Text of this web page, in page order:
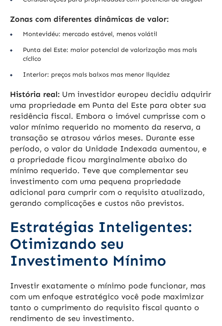
Zonas com diferentes dinâmicas de valor:
Montevidéu: mercado estável, menos volátil
Punta del Este: maior potencial de valorização mas mais
cíclico
Interior: preços mais baixos mas menor liquidez
História real: Um investidor europeu decidiu adquirir
uma propriedade em Punta del Este para obter sua
residência fiscal. Embora o imóvel cumprisse com o
valor mínimo requerido no momento da reserva, a
transação se atrasou vários meses. Durante esse
período, o valor da Unidade Indexada aumentou, e
a propriedade ficou marginalmente abaixo do
mínimo requerido. Teve que complementar seu
investimento com uma pequena propriedade
adicional para cumprir com o requisito atualizado,
gerando complicações e custos não previstos.
Estratégias Inteligentes:
Otimizando seu
Investimento Mínimo
Investir exatamente o mínimo pode funcionar, mas
com um enfoque estratégico você pode maximizar
tanto o cumprimento do requisito fiscal quanto o
rendimento de seu investimento.